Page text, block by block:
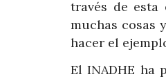
través de esta
muchas cosas
hacer el
El INADHE ha